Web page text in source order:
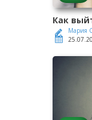
Как
Мария